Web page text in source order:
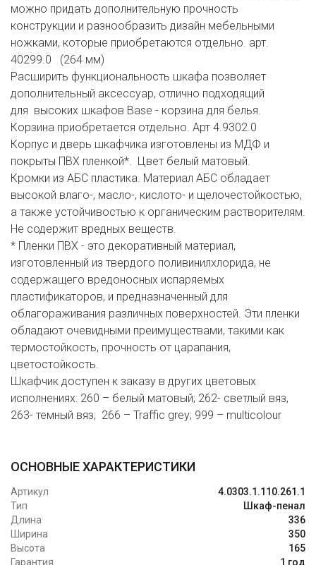
можно придать дополнительную прочность
конструкции и разнообразить дизайн мебельными
ножками, которые приобретаются отдельно. арт.
40299.0 (264 мм)
Расширить функциональность шкафа позволяет
дополнительный аксессуар, отлично подходящий
для высоких шкафов Base - корзина для белья.
Корзина приобретается отдельно. Арт 4.9302.0
Корпус и дверь шкафчика изготовлены из МДФ и
покрыты ПВХ пленкой*. Цвет белый матовый.
Кромки из АБС пластика. Материал АБС обладает
высокой влаго-, масло-, кислото- и щелочестойкостью,
а также устойчивостью к органическим растворителям.
Не содержит вредных веществ.
* Пленки ПВХ - это декоративный материал,
изготовленный из твердого поливинилхлорида, не
содержащего вредоносных испаряемых
пластификаторов, и предназначенный для
облагораживания различных поверхностей. Эти пленки
обладают очевидными преимуществами, такими как
термостойкость, прочность от царапания,
цветостойкость.
Шкафчик доступен к заказу в других цветовых
исполнениях: 260 – белый матовый; 262- светлый вяз,
263- темный вяз; 266 – Traffic grey; 999 – multicolour
ОСНОВНЫЕ ХАРАКТЕРИСТИКИ
Артикул
4.0303.1.110.261.1
Тип
Шкаф-пенал
Длина
336
Ширина
350
Высота
165
Гарантия
1 год